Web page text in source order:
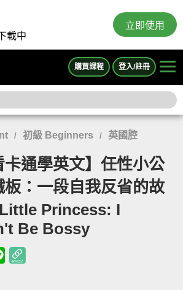
載中
立即使用
購買課程 登入/註冊
/ 初級 Beginners / 英國腔
卡通學英文】任性小公
板：一段自我反省的故
Princess: I
Be Bossy